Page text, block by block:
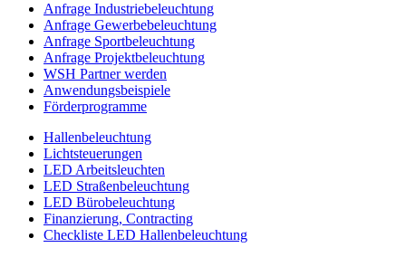
Anfrage Industriebeleuchtung
Anfrage Gewerbebeleuchtung
Anfrage Sportbeleuchtung
Anfrage Projektbeleuchtung
WSH Partner werden
Anwendungsbeispiele
Förderprogramme
Hallenbeleuchtung
Lichtsteuerungen
LED Arbeitsleuchten
LED Straßenbeleuchtung
LED Bürobeleuchtung
Finanzierung, Contracting
Checkliste LED Hallenbeleuchtung